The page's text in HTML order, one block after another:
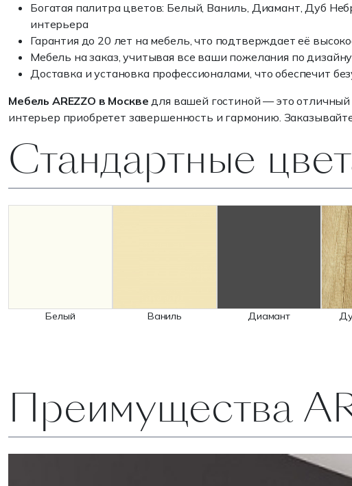
Богатая палитра цветов: Белый, Ваниль, Диамант, Дуб
интерьера
Гарантия до 20 лет на мебель, что подтверждает её
Мебель на заказ, учитывая все ваши пожелания по
Доставка и установка профессионалами, что обеспечит
Мебель AREZZO в Москве для вашей гостиной — это
интерьер приобретет завершенность и гармонию.
Стандартные
Белый Ваниль Диамант
Преимущества